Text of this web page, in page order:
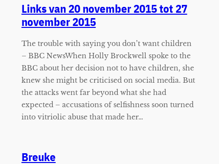
Links van 20 november 2015 tot 27
november 2015
The trouble with saying you don’t want children
– BBC NewsWhen Holly Brockwell spoke to the
BBC about her decision not to have children, she
knew she might be criticised on social media. But
the attacks went far beyond what she had
expected – accusations of selfishness soon turned
into vitriolic abuse that made her…
Breuke